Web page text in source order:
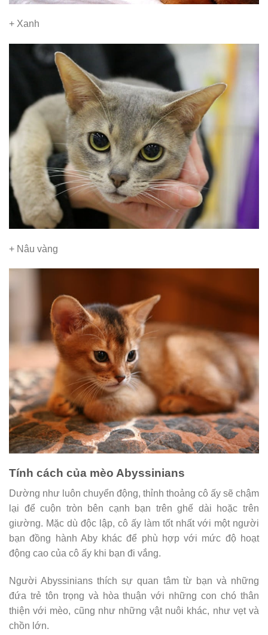
+ Xanh
+ Nâu vàng
Tính cách của mèo Abyssinians
Dường như luôn chuyển động, thỉnh thoảng cô ấy sẽ chậm
lại để cuộn tròn bên cạnh bạn trên ghế dài hoặc trên
giường. Mặc dù độc lập, cô ấy làm tốt nhất với một người
bạn đồng hành Aby khác để phù hợp với mức độ hoạt
động cao của cô ấy khi bạn đi vắng.
Người Abyssinians thích sự quan tâm từ bạn và những
đứa trẻ tôn trọng và hòa thuận với những con chó thân
thiện với mèo, cũng như những vật nuôi khác, như vẹt và
chồn lớn.